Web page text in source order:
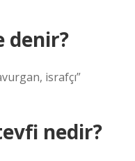
denir?
israfçı”
nedir?